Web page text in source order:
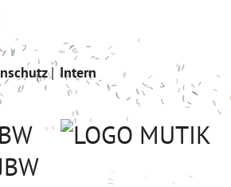
Intern